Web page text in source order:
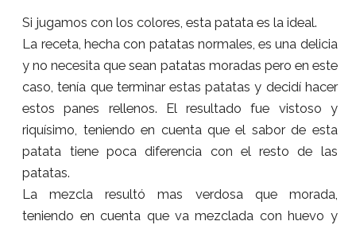
Si jugamos con los colores, esta patata es la ideal.
La receta, hecha con patatas normales, es una delicia
y no necesita que sean patatas moradas pero en este
caso, tenía que terminar estas patatas y decidí hacer
estos panes rellenos. El resultado fue vistoso y
riquísimo, teniendo en cuenta que el sabor de esta
patata tiene poca diferencia con el resto de las
patatas.
La mezcla resultó mas verdosa que morada,
teniendo en cuenta que va mezclada con huevo y